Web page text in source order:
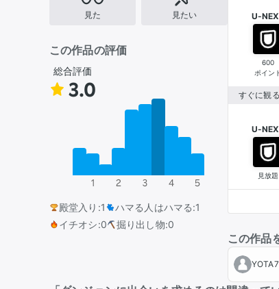
見た 見たい
この作品の評価
総合評価
3.0
1 2 3 4 5
殿堂入り :1 ハマる人はハマる:1
イチオシ:0 掘り出し物:0
U-
600
ポイン
すぐに観る
U-
見放題
この作品